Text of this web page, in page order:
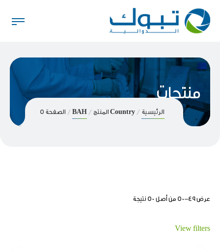
منتجات
الرئيسية Country المنتج BAH الصفحة 5
عرض 49–50 من أصل 50 نتيجة
View filters